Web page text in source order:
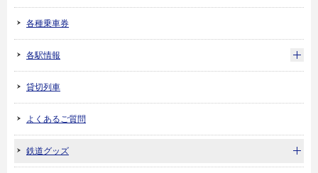
各種乗車券
各駅情報
貸切列車
よくあるご質問
鉄道グッズ